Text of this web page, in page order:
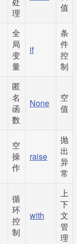
理
值
全
局
变
量
if
条
件
控
制
匿
名
函
数
None
空
值
空
操
作
raise
抛
出
异
常
循
环
控
制
with
上
下
文
管
理